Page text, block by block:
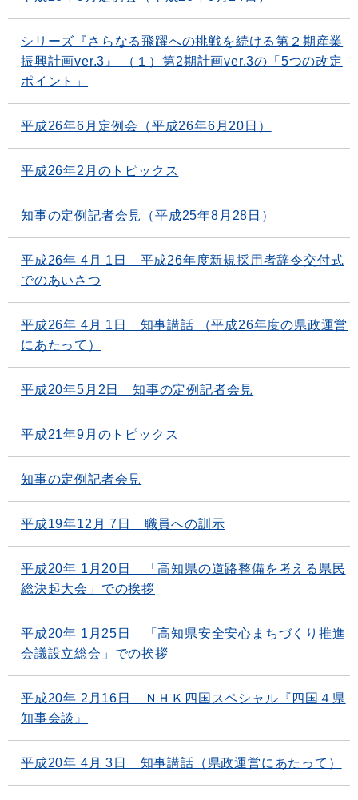
シリーズ『さらなる飛躍への挑戦を続ける第２期産業
振興計画ver.3』 （１）第2期計画ver.3の「5つの改定
ポイント」
平成26年6月定例会（平成26年6月20日）
平成26年2月のトピックス
知事の定例記者会見（平成25年8月28日）
平成26年 4月 1日 平成26年度新規採用者辞令交付式
でのあいさつ
平成26年 4月 1日 知事講話 （平成26年度の県政運営
にあたって）
平成20年5月2日 知事の定例記者会見
平成21年9月のトピックス
知事の定例記者会見
平成19年12月 7日 職員への訓示
平成20年 1月20日 「高知県の道路整備を考える県民
総決起大会」での挨拶
平成20年 1月25日 「高知県安全安心まちづくり推進
会議設立総会」での挨拶
平成20年 2月16日 ＮＨＫ四国スペシャル『四国４県
知事会談』
平成20年 4月 3日 知事講話（県政運営にあたって）